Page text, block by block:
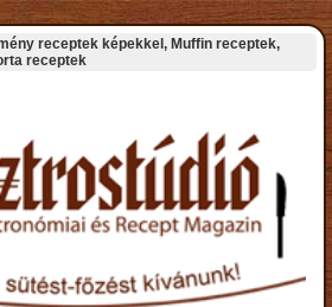
receptek képekkel, Muffin receptek,
receptek